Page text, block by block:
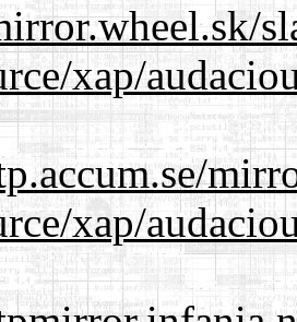
xap/
xap/